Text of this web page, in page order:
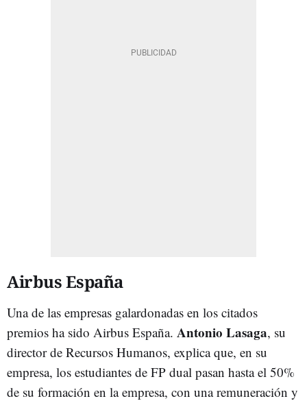
Airbus España
Una de las empresas galardonadas en los citados
premios ha sido Airbus España. Antonio Lasaga, su
director de Recursos Humanos, explica que, en su
empresa, los estudiantes de FP dual pasan hasta el 50%
de su formación en la empresa, con una remuneración y